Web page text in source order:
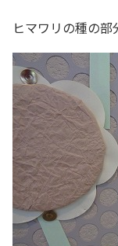
ヒマワリの種の部